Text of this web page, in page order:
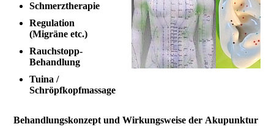
Schmerztherapie
Regulation
(Migräne etc.)
Rauchstopp-
Behandlung
Tuina /
Schröpfkopfmassage
Behandlungskonzept und Wirkungsweise der Akupunktur